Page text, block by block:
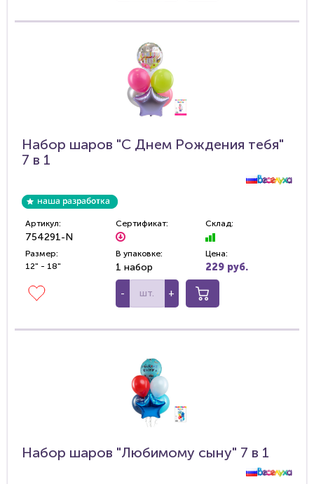
Набор шаров "С Днем Рождения тебя"
7 в 1
Артикул:
754291-N
Сертификат: Склад:
Размер:
12" - 18"
В упаковке:
1 набор
Цена:
229 руб.
- +
Набор шаров "Любимому сыну" 7 в 1